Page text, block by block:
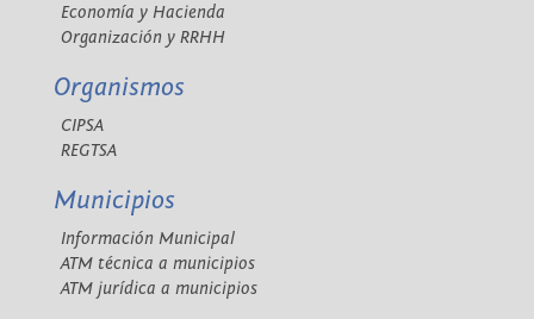
Economía y Hacienda
Organización y RRHH
Organismos
CIPSA
REGTSA
Municipios
Información Municipal
ATM técnica a municipios
ATM jurídica a municipios